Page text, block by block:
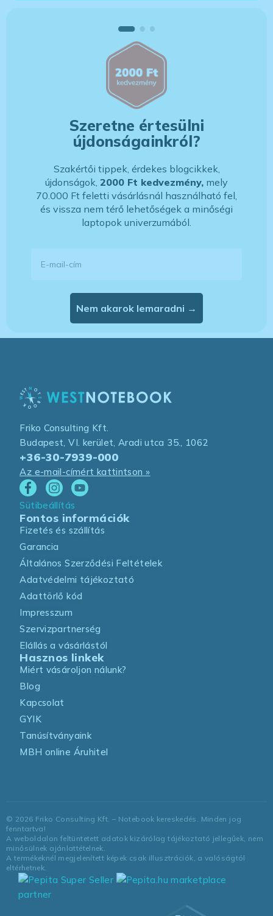
Szeretne értesülni
újdonságainkról?
Szakértői tippek, érdekes blogcikkek,
újdonságok, 2000 Ft kedvezmény, mely
70.000 Ft feletti vásárlásnál használható fel,
és vissza nem térő lehetőségek a minőségi
laptopok univerzumából.
Nem akarok lemaradni →
Friko Consulting Kft.
Budapest, VI. kerület, Aradi utca 35., 1062
+36-30-7939-000
Az e-mail-címért kattintson »
Sütibeállítás
Fontos információk
Fizetés és szállítás
Garancia
Általános Szerződési Feltételek
Adatvédelmi tájékoztató
Adattörlő kód
Impresszum
Szervizpartnerség
Elállás a vásárlástól
Hasznos linkek
Miért vásároljon nálunk?
Blog
Kapcsolat
GYIK
Tanúsítványaink
MBH online Áruhitel
© 2026 Friko Consulting Kft. – Notebook kereskedés. Minden jog
fenntartva!
A weboldalon feltüntetett adatok kizárólag tájékoztató jellegűek, nem
minősülnek ajánlattételnek.
A termékeknél megjelenített képek csak illusztrációk, a valóságtól
eltérhetnek.
marketplace
partner